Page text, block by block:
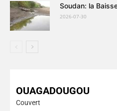
Soudan: la
2026-07-30
OUAGADOUGOU
Couvert